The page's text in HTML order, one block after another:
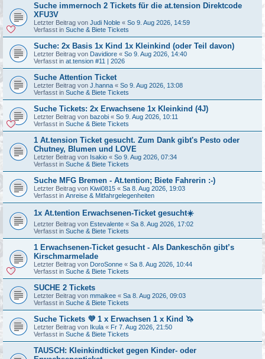
Suche immernoch 2 Tickets für die at.tension Direktcode
XFU3V
Letzter Beitrag von Judi Noble « So 9. Aug 2026, 14:59
Verfasst in Suche & Biete Tickets
Suche: 2x Basis 1x Kind 1x Kleinkind (oder Teil davon)
Letzter Beitrag von Davidiore « So 9. Aug 2026, 14:40
Verfasst in at.tension #11 | 2026
Suche Attention Ticket
Letzter Beitrag von J.hanna « So 9. Aug 2026, 13:08
Verfasst in Suche & Biete Tickets
Suche Tickets: 2x Erwachsene 1x Kleinkind (4J)
Letzter Beitrag von bazobi « So 9. Aug 2026, 10:11
Verfasst in Suche & Biete Tickets
1 At.tension Ticket gesucht. Zum Dank gibt's Pesto oder
Chutney, Blumen und LOVE
Letzter Beitrag von Isakio « So 9. Aug 2026, 07:34
Verfasst in Suche & Biete Tickets
Suche MFG Bremen - At.tention; Biete Fahrerin :-)
Letzter Beitrag von Kiwi0815 « Sa 8. Aug 2026, 19:03
Verfasst in Anreise & Mitfahrgelegenheiten
1x At.tention Erwachsenen-Ticket gesucht☀️
Letzter Beitrag von Estevalente « Sa 8. Aug 2026, 17:02
Verfasst in Suche & Biete Tickets
1 Erwachsenen-Ticket gesucht - Als Dankeschön gibt’s
Kirschmarmelade
Letzter Beitrag von DoroSonne « Sa 8. Aug 2026, 10:44
Verfasst in Suche & Biete Tickets
SUCHE 2 Tickets
Letzter Beitrag von mmaikee « Sa 8. Aug 2026, 09:03
Verfasst in Suche & Biete Tickets
Suche Tickets 💜 1 x Erwachsen 1 x Kind 🦄
Letzter Beitrag von Ikula « Fr 7. Aug 2026, 21:50
Verfasst in Suche & Biete Tickets
TAUSCH: Kleinkindticket gegen Kinder- oder